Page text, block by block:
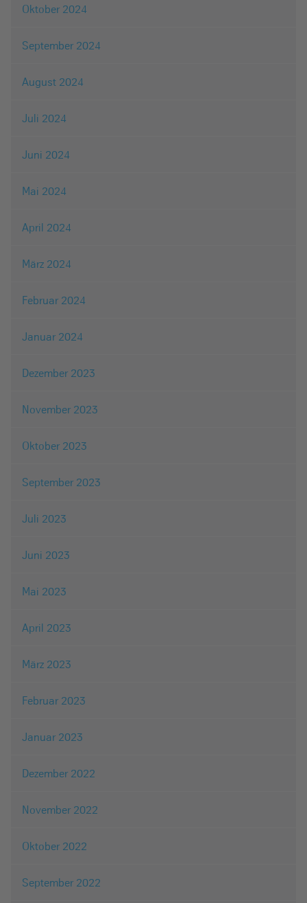
Oktober 2024
September 2024
August 2024
Juli 2024
Juni 2024
Mai 2024
April 2024
März 2024
Februar 2024
Januar 2024
Dezember 2023
November 2023
Oktober 2023
September 2023
Juli 2023
Juni 2023
Mai 2023
April 2023
März 2023
Februar 2023
Januar 2023
Dezember 2022
November 2022
Oktober 2022
September 2022